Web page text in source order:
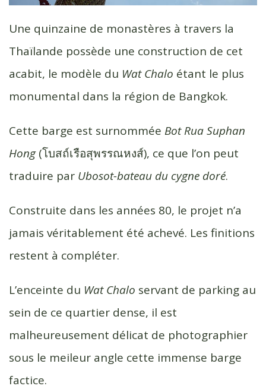
Une quinzaine de monastères à travers la
Thaïlande possède une construction de cet
acabit, le modèle du Wat Chalo étant le plus
monumental dans la région de Bangkok.
Cette barge est surnommée Bot Rua Suphan
Hong(โบสถ์เรือสุพรรณหงส์), ce que l’on peut
traduire par Ubosot-bateau du cygne doré.
Construite dans les années 80, le projet n’a
jamais véritablement été achevé. Les finitions
restent à compléter.
L’enceinte du Wat Chalo servant de parking au
sein de ce quartier dense, il est
malheureusement délicat de photographier
sous le meileur angle cette immense barge
factice.